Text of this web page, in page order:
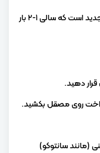
برداشتن لایه ی فلزی برای ایجاد لبه ی جدید است که سالی ۱-۲ بار
روی مصقل بکشید.
(مانند سانتوکو)